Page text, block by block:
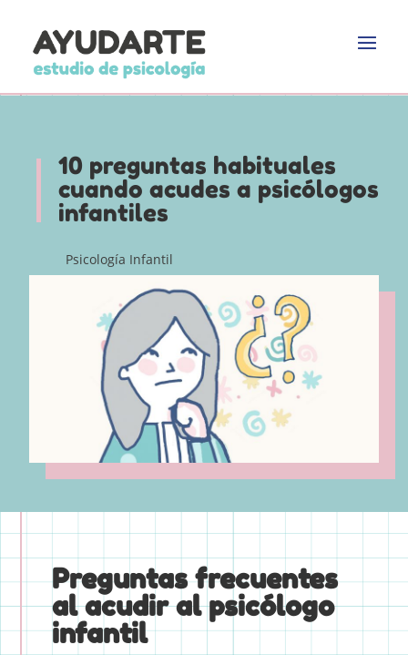
10 preguntas habituales
cuando acudes a psicólogos
infantiles
Psicología Infantil
Preguntas frecuentes
al acudir alpsicólogo
infantil